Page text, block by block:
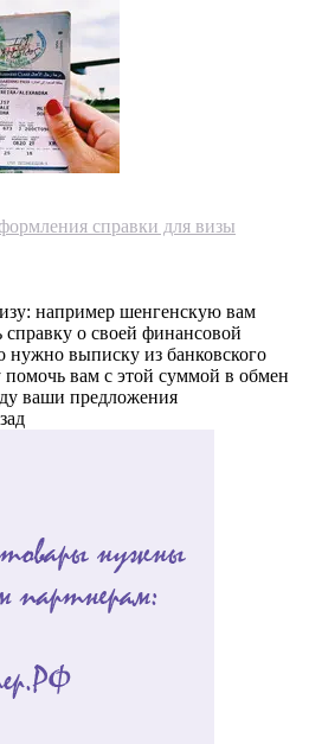
справки для визы
например шенгенскую вам
справку о своей финансовой
нужно выписку из банковского
помочь вам с этой суммой в обмен
ваши предложения